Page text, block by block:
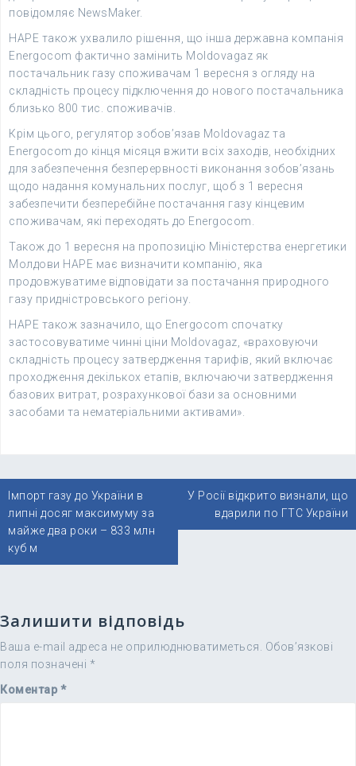
повідомляє NewsMaker.
НАРЕ також ухвалило рішення, що інша державна компанія
Energocom фактично замінить Moldovagaz як
постачальник газу споживачам 1 вересня з огляду на
складність процесу підключення до нового постачальника
близько 800 тис. споживачів.
Крім цього, регулятор зобов’язав Moldovagaz та
Energocom до кінця місяця вжити всіх заходів, необхідних
для забезпечення безперервності виконання зобов’язань
щодо надання комунальних послуг, щоб з 1 вересня
забезпечити безперебійне постачання газу кінцевим
споживачам, які переходять до Energocom.
Також до 1 вересня на пропозицію Міністерства енергетики
Молдови НАРЕ має визначити компанію, яка
продовжуватиме відповідати за постачання природного
газу придністровського регіону.
НАРЕ також зазначило, що Energocom спочатку
застосовуватиме чинні ціни Moldovagaz, «враховуючи
складність процесу затвердження тарифів, який включає
проходження декількох етапів, включаючи затвердження
базових витрат, розрахункової бази за основними
засобами та нематеріальними активами».
Навігація
записів
Імпорт газу до України в
липні досяг максимуму за
майже два роки – 833 млн
куб м
У Росії відкрито визнали, що
вдарили по ГТС України
Залишити відповідь
Ваша e-mail адреса не оприлюднюватиметься.
Обов’язкові
поля позначені *
Коментар *